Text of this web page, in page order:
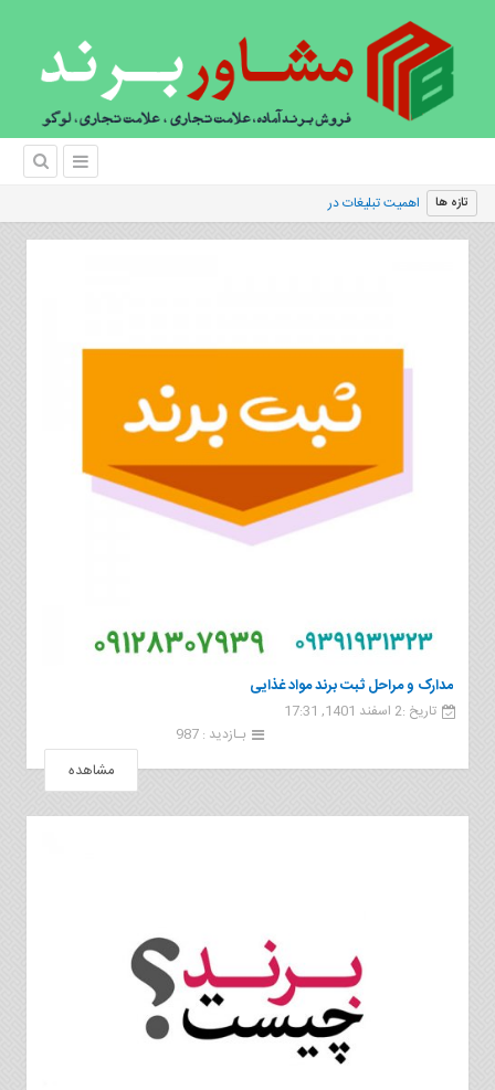
تازه ها اهمیت تبلیغات در برندینگ
مدارک و مراحل ثبت برند مواد غذایی
تاریخ :2 اسفند 1401, 17:31
بـازدید : 987
مشاهده